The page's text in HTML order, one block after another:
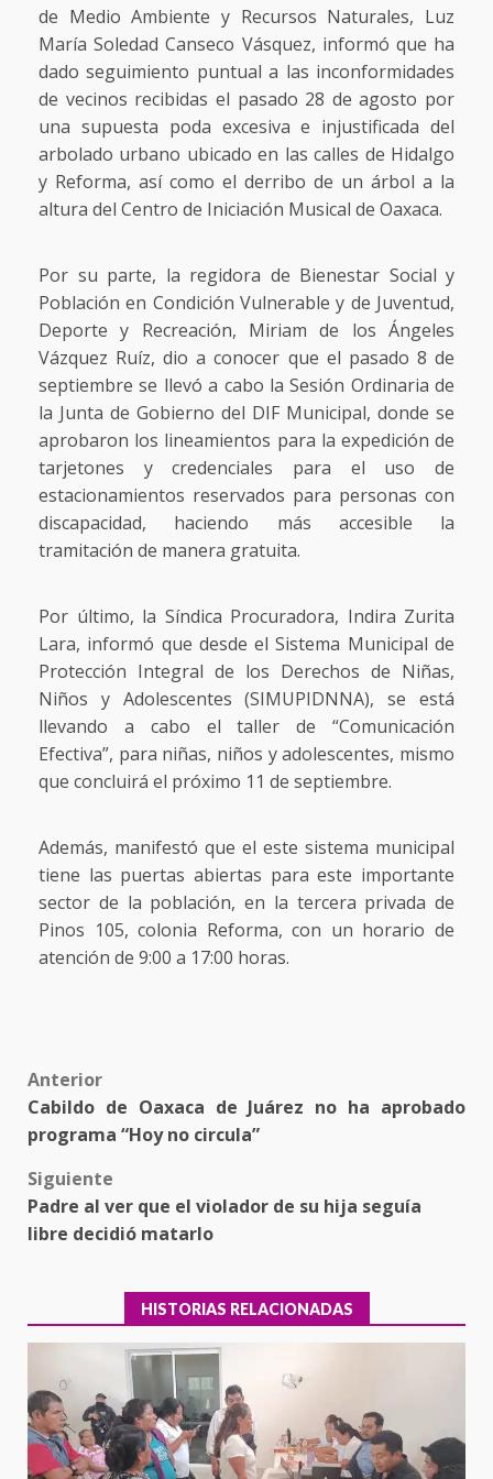
de Medio Ambiente y Recursos Naturales, Luz
María Soledad Canseco Vásquez, informó que ha
dado seguimiento puntual a las inconformidades
de vecinos recibidas el pasado 28 de agosto por
una supuesta poda excesiva e injustificada del
arbolado urbano ubicado en las calles de Hidalgo
y Reforma, así como el derribo de un árbol a la
altura del Centro de Iniciación Musical de Oaxaca.
Por su parte, la regidora de Bienestar Social y
Población en Condición Vulnerable y de Juventud,
Deporte y Recreación, Miriam de los Ángeles
Vázquez Ruíz, dio a conocer que el pasado 8 de
septiembre se llevó a cabo la Sesión Ordinaria de
la Junta de Gobierno del DIF Municipal, donde se
aprobaron los lineamientos para la expedición de
tarjetones y credenciales para el uso de
estacionamientos reservados para personas con
discapacidad, haciendo más accesible la
tramitación de manera gratuita.
Por último, la Síndica Procuradora, Indira Zurita
Lara, informó que desde el Sistema Municipal de
Protección Integral de los Derechos de Niñas,
Niños y Adolescentes (SIMUPIDNNA), se está
llevando a cabo el taller de “Comunicación
Efectiva”, para niñas, niños y adolescentes, mismo
que concluirá el próximo 11 de septiembre.
Además, manifestó que el este sistema municipal
tiene las puertas abiertas para este importante
sector de la población, en la tercera privada de
Pinos 105, colonia Reforma, con un horario de
atención de 9:00 a 17:00 horas.
Post
navigation
Anterior
Cabildo de Oaxaca de Juárez no ha aprobado
programa “Hoy no circula”
Siguiente
Padre al ver que el violador de su hija seguía
libre decidió matarlo
HISTORIAS RELACIONADAS